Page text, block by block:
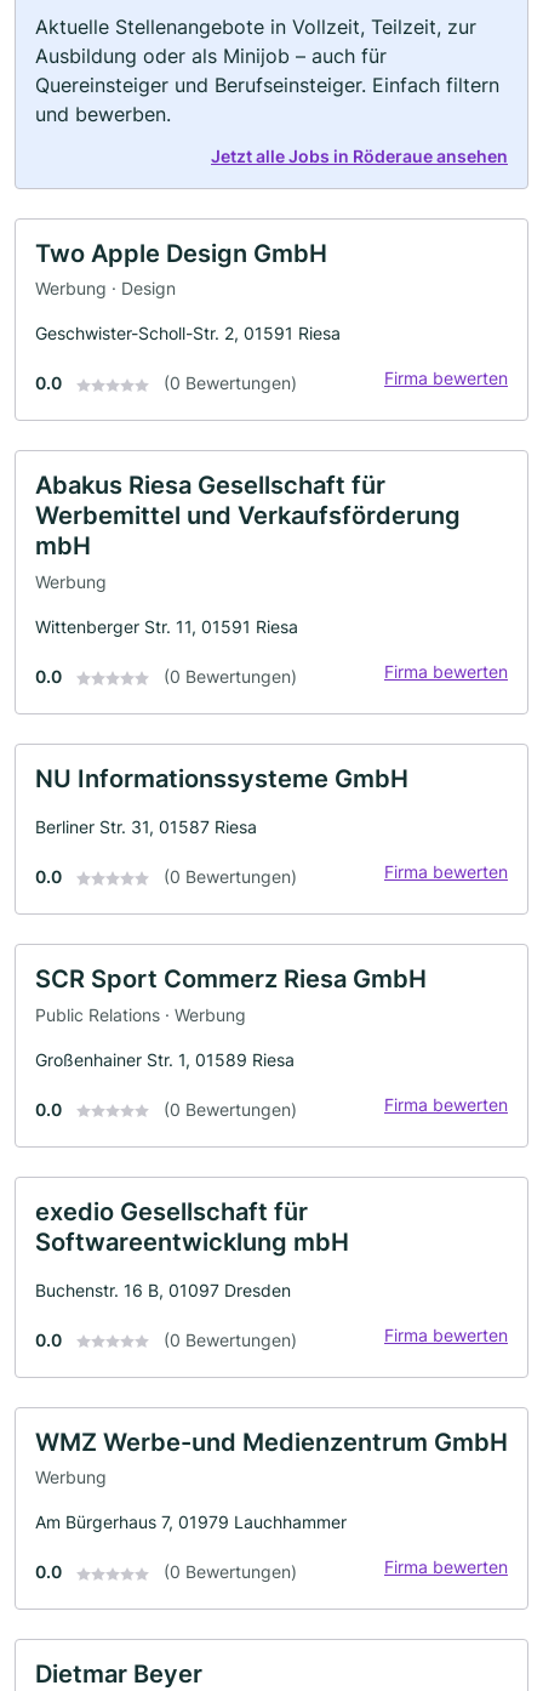
Aktuelle Stellenangebote in Vollzeit, Teilzeit, zur
Ausbildung oder als Minijob – auch für
Quereinsteiger und Berufseinsteiger. Einfach filtern
und bewerben.
Jetzt alle Jobs in Röderaue ansehen
Two Apple Design GmbH
Werbung · Design
Geschwister-Scholl-Str. 2, 01591 Riesa
0.0 (0 Bewertungen) Firma bewerten
Abakus Riesa Gesellschaft für
Werbemittel und Verkaufsförderung
mbH
Werbung
Wittenberger Str. 11, 01591 Riesa
0.0 (0 Bewertungen) Firma bewerten
NU Informationssysteme GmbH
Berliner Str. 31, 01587 Riesa
0.0 (0 Bewertungen) Firma bewerten
SCR Sport Commerz Riesa GmbH
Public Relations · Werbung
Großenhainer Str. 1, 01589 Riesa
0.0 (0 Bewertungen) Firma bewerten
exedio Gesellschaft für
Softwareentwicklung mbH
Buchenstr. 16 B, 01097 Dresden
0.0 (0 Bewertungen) Firma bewerten
WMZ Werbe-und Medienzentrum GmbH
Werbung
Am Bürgerhaus 7, 01979 Lauchhammer
0.0 (0 Bewertungen) Firma bewerten
Dietmar Beyer